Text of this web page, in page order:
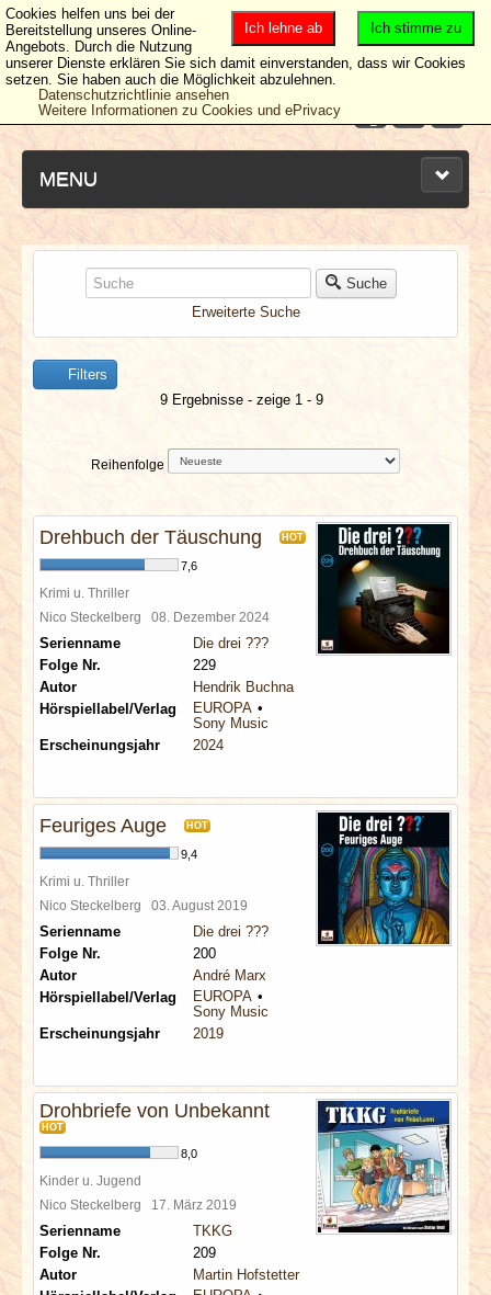
MENU
NEUESTE ARTIKEL
NEWS & DATES
BERICHTE
VERLOSUNGEN
SPECIALS
REDAKTION
LINKS
Suche
Erweiterte Suche
Filters
9 Ergebnisse - zeige 1 - 9
Reihenfolge
Drehbuch der Täuschung HOT
7,6
Krimi u. Thriller
Nico Steckelberg 08. Dezember 2024
Serienname
Die drei ???
Folge Nr.
229
Autor
Hendrik Buchna
Hörspiellabel/Verlag
EUROPA
Sony Music
Erscheinungsjahr
2024
Feuriges Auge HOT
9,4
Krimi u. Thriller
Nico Steckelberg 03. August 2019
Serienname
Die drei ???
Folge Nr.
200
Autor
André Marx
Hörspiellabel/Verlag
EUROPA
Sony Music
Erscheinungsjahr
2019
Drohbriefe von Unbekannt
HOT
8,0
Kinder u. Jugend
Nico Steckelberg 17. März 2019
Serienname
TKKG
Folge Nr.
209
Autor
Martin Hofstetter
Ich stimme zu
Ich lehne ab
Cookies helfen uns bei der
Bereitstellung unseres Online-
Angebots. Durch die Nutzung
unserer Dienste erklären Sie sich damit einverstanden, dass wir Cookies
setzen. Sie haben auch die Möglichkeit abzulehnen.
Datenschutzrichtlinie ansehen
Weitere Informationen zu Cookies und ePrivacy